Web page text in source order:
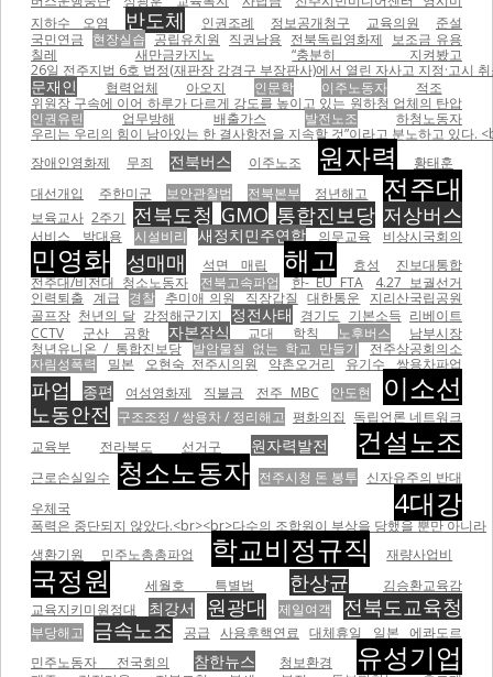
지하수 오염
반도체 인권조례 정보공개청구 교육의원
준설
국민연금 현장실습 공립유치원 직권남용 전북독립영화제 보조금 유용
칠레
새만금카지노
“충분히 지켜봤고
26일 전주지법 6호 법정(재판장 강경구 부장판사)에서 열린 자사고 지정·고시
문재인 협력업체 아오지 인문학 이주노동자
적조
위원장 구속에 이어 하루가 다르게 강도를 높이고 있는 원하청 업체의 탄압
인권유린
업무방해 배출가스 발전노조
하청노동자
우리는 우리의 힘이 남아있는 한 결사항전을 지속할 것”이라고 분노하고 있다.
장애인영화제
무죄 전북버스 이주노조 원자력
황태훈
대선개입
주한미군 보안관찰법 전북본부 정년해고 전주대
보육교사 2주기 전북도청 GMO 통합진보당 저상버스
서비스 박대용 시설비리 새정치민주연합 의무교육 비상시국회의
민영화 성매매 석면 매립 해고 효성
진보대통합
전주대/비전대 청소노동자
전북고속파업 한- EU FTA
4.27 보궐선거
인력퇴출 계급 경찰 추미애 의원 직장갑질 대한통운
지리산국립공원
골프장 천년의 달 강정해군기지 정전사태 경기도 기본소득 리베이트
CCTV
군산 공항 자본잠식 교대 학칙 노후버스
남부시장
청년유니온 / 통합진보당
발암물질 없는 학교 만들기
전주상공회의소
자림성폭력
밀본 오현숙 전주시의원 약촌오거리 유기수 쌍용차파업
파업 종편 여성영화제 직불금 전주 MBC 안도현 이소선
노동안전 구조조정 / 쌍용차 / 정리해고 평화의집 독립언론 네트워크
교육부
전라북도 선거구 원자력발전 건설노조
근로손실일수 청소노동자 전주시청 돈 봉투 신자유주의 반대
우체국
4대강
폭력은 중단되지 않았다.<br><br>다수의 조합원이 부상을 당했을 뿐만 아니라
생환기원
민주노총총파업 학교비정규직 재량사업비
국정원 세월호 특별법 한상균
김승환교육감
교육지키미원정대
최강서 원광대 제일여객 전북도교육청
부당해고 금속노조 공급 사용후핵연료 대체휴일 일본 에콰도르
민주노동자 전국회의
참한뉴스 청보환경 유성기업